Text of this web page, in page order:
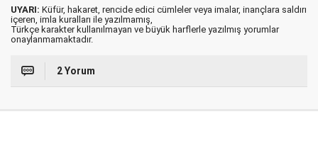
UYARI: Küfür, hakaret, rencide edici cümleler veya imalar, inançlara saldırı
içeren, imla kuralları ile yazılmamış,
Türkçe karakter kullanılmayan ve büyük harflerle yazılmış yorumlar
onaylanmamaktadır.
2 Yorum